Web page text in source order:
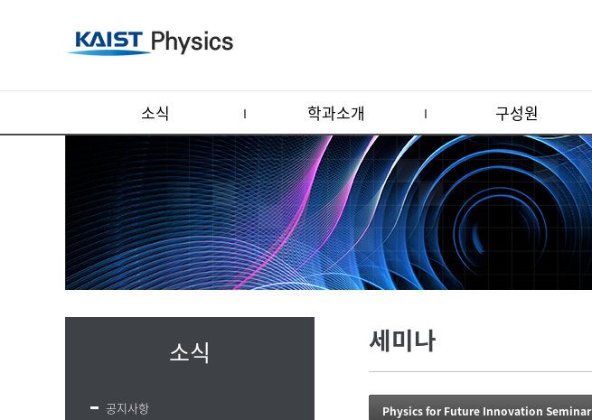
소식 학과소개 구성원
소식
공지사항
세미나
Physics for Future Innovation Seminar